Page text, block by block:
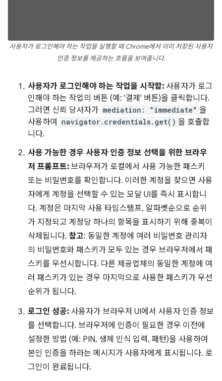
사용자가 로그인해야 하는 작업을 실행할 때 Chrome에서 이미 저장된 사용자
인증 정보를 제공하는 흐름을 보여줍니다.
사용자가 로그인해야 하는 작업을 시작함: 사용자가 로그
인해야 하는 작업의 버튼 (예: '결제' 버튼)을 클릭합니다.
그러면 신뢰 당사자가 mediation: "immediate" 을
사용하여
navigator.credentials.get() 을 호출합
니다.
사용 가능한 경우 사용자 인증 정보 선택을 위한 브라우
저 프롬프트: 브라우저가 로컬에서 사용 가능한 패스키
또는 비밀번호를 확인합니다. 이러한 계정을 찾으면 사용
자에게 계정을 선택할 수 있는 모달 UI를 즉시 표시합니
다. 계정은 마지막 사용 타임스탬프, 알파벳순으로 순위
가 지정되고 계정당 하나의 항목을 표시하기 위해 중복이
삭제됩니다. 참고: 동일한 계정에 여러 비밀번호 관리자
의 비밀번호와 패스키가 모두 있는 경우 브라우저에서 패
스키를 우선시합니다. 다른 제공업체의 동일한 계정에 여
러 패스키가 있는 경우 마지막으로 사용한 패스키가 우선
순위가 됩니다.
로그인 성공: 사용자가 브라우저 UI에서 사용자 인증 정보
를 선택합니다. 브라우저에 인증이 필요한 경우 이전에
설정한 방법 (예: PIN, 생체 인식 입력, 패턴)을 사용하여
본인 인증을 하라는 메시지가 사용자에게 표시됩니다. 로
그인이 완료됩니다.